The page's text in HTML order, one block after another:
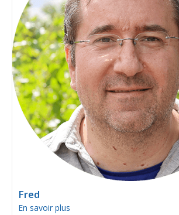
Fred
En savoir plus